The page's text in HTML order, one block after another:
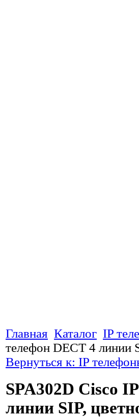
Главная Каталог IP
телефон DECT 4 линии
Вернуться к: IP
SPA302D Cisco
линии SIP,